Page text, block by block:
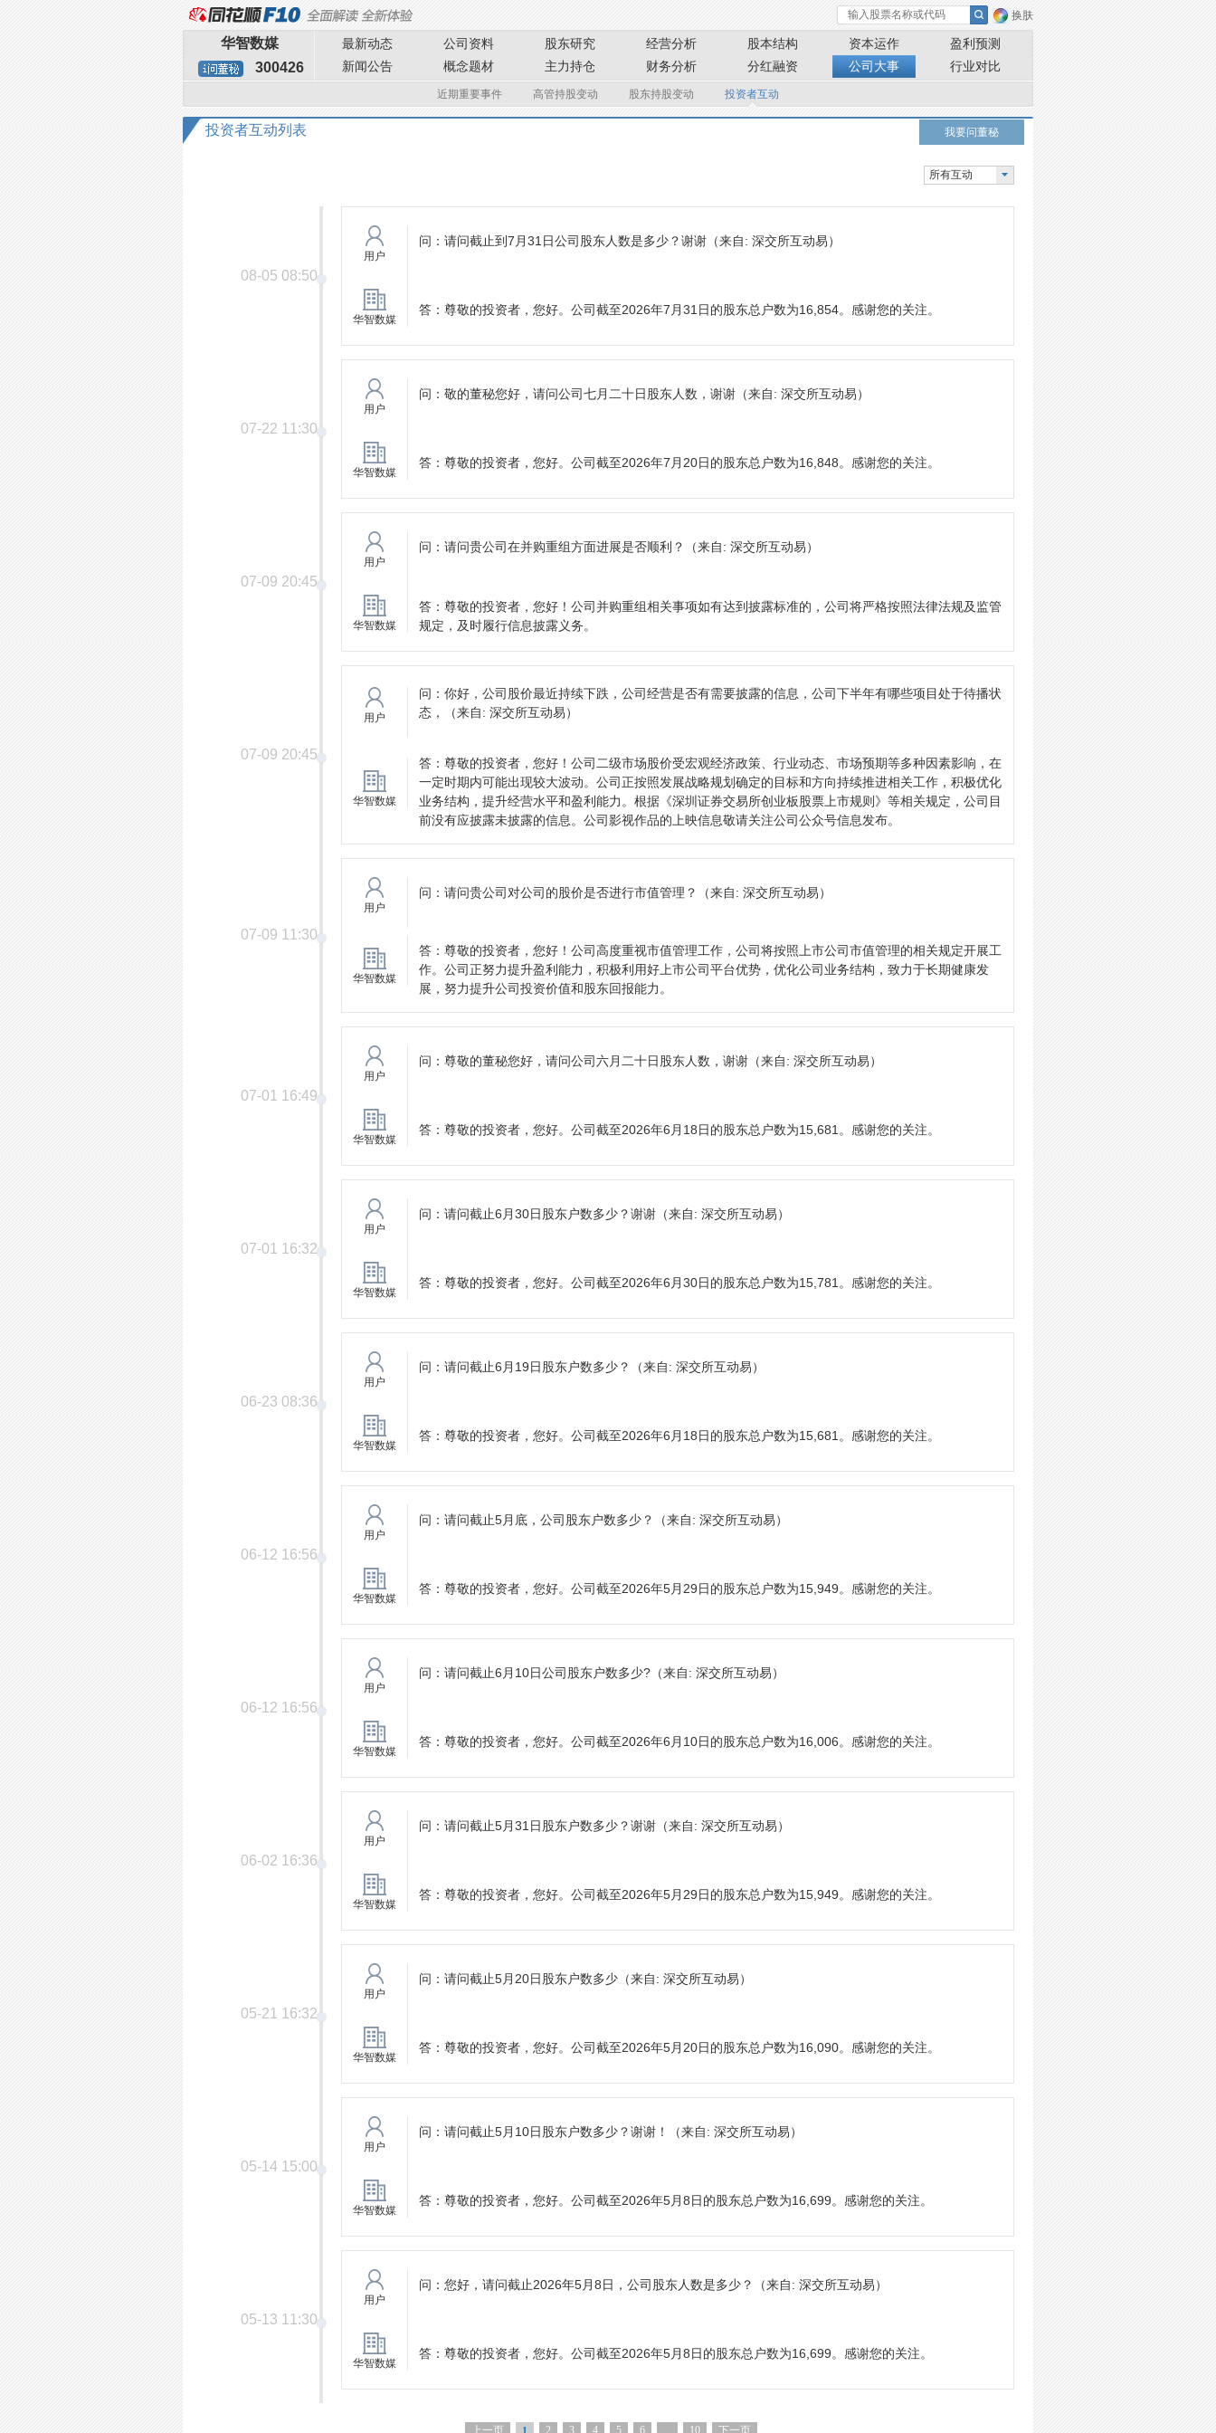
换肤
华智数媒
300426
最新动态 公司资料 股东研究 经营分析 股本结构 资本运作
盈利预测
新闻公告
概念题材 主力持仓 财务分析 分红融资 公司大事 行业对比
近期重要事件 高管持股变动 股东持股变动 投资者互动
投资者互动列表 我要问董秘
所有互动
08-05 08:50
用户
问： 请问截止到7月31日公司股东人数是多少？谢谢 （来自: 深交所互动易）
华智数媒
答： 尊敬的投资者，您好。公司截至2026年7月31日的股东总户数为16,854。感谢您的关注。
07-22 11:30
用户
问： 敬的董秘您好，请问公司七月二十日股东人数，谢谢 （来自: 深交所互动易）
华智数媒
答： 尊敬的投资者，您好。公司截至2026年7月20日的股东总户数为16,848。感谢您的关注。
07-09 20:45
用户
问： 请问贵公司在并购重组方面进展是否顺利？ （来自: 深交所互动易）
华智数媒
答： 尊敬的投资者，您好！公司并购重组相关事项如有达到披露标准的，公司将严格按照法律法规及监管
规定，及时履行信息披露义务。
07-09 20:45
用户
问： 你好，公司股价最近持续下跌，公司经营是否有需要披露的信息，公司下半年有哪些项目处于待播状
态，
（来自: 深交所互动易）
华智数媒
答： 尊敬的投资者，您好！公司二级市场股价受宏观经济政策、行业动态、市场预期等多种因素影响，在
一定时期内可能出现较大波动。公司正按照发展战略规划确定的目标和方向持续推进相关工作，积极优化
业务结构，提升经营水平和盈利能力。根据《深圳证券交易所创业板股票上市规则》等相关规定，公司目
前没有应披露未披露的信息。公司影视作品的上映信息敬请关注公司公众号信息发布。
07-09 11:30
用户
问： 请问贵公司对公司的股价是否进行市值管理？ （来自: 深交所互动易）
华智数媒
答： 尊敬的投资者，您好！公司高度重视市值管理工作，公司将按照上市公司市值管理的相关规定开展工
作。公司正努力提升盈利能力，积极利用好上市公司平台优势，优化公司业务结构，致力于长期健康发
展，努力提升公司投资价值和股东回报能力。
07-01 16:49
用户
问： 尊敬的董秘您好，请问公司六月二十日股东人数，谢谢 （来自: 深交所互动易）
华智数媒
答： 尊敬的投资者，您好。公司截至2026年6月18日的股东总户数为15,681。感谢您的关注。
07-01 16:32
用户
问： 请问截止6月30日股东户数多少？谢谢 （来自: 深交所互动易）
华智数媒
答： 尊敬的投资者，您好。公司截至2026年6月30日的股东总户数为15,781。感谢您的关注。
06-23 08:36
用户
问： 请问截止6月19日股东户数多少？ （来自: 深交所互动易）
华智数媒
答： 尊敬的投资者，您好。公司截至2026年6月18日的股东总户数为15,681。感谢您的关注。
06-12 16:56
用户
问： 请问截止5月底，公司股东户数多少？ （来自: 深交所互动易）
华智数媒
答： 尊敬的投资者，您好。公司截至2026年5月29日的股东总户数为15,949。感谢您的关注。
06-12 16:56
用户
问： 请问截止6月10日公司股东户数多少? （来自: 深交所互动易）
华智数媒
答： 尊敬的投资者，您好。公司截至2026年6月10日的股东总户数为16,006。感谢您的关注。
06-02 16:36
用户
问： 请问截止5月31日股东户数多少？谢谢 （来自: 深交所互动易）
华智数媒
答： 尊敬的投资者，您好。公司截至2026年5月29日的股东总户数为15,949。感谢您的关注。
05-21 16:32
用户
问： 请问截止5月20日股东户数多少 （来自: 深交所互动易）
华智数媒
答： 尊敬的投资者，您好。公司截至2026年5月20日的股东总户数为16,090。感谢您的关注。
05-14 15:00
用户
问： 请问截止5月10日股东户数多少？谢谢！ （来自: 深交所互动易）
华智数媒
答： 尊敬的投资者，您好。公司截至2026年5月8日的股东总户数为16,699。感谢您的关注。
05-13 11:30
用户
问： 您好，请问截止2026年5月8日，公司股东人数是多少？ （来自: 深交所互动易）
华智数媒
答： 尊敬的投资者，您好。公司截至2026年5月8日的股东总户数为16,699。感谢您的关注。